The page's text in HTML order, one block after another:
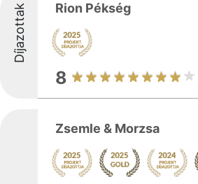
Díjazottak Rion Pékség
8
Zsemle & Morzsa